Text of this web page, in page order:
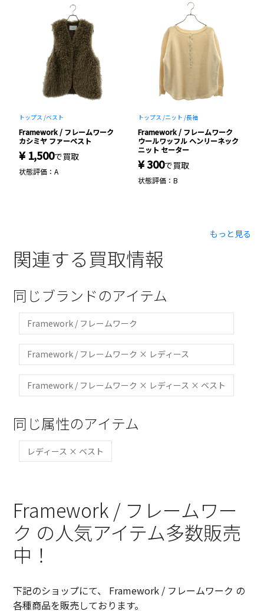
トップス /ベスト
Framework / フレームワーク
カシミヤ ファーベスト
¥ 1,500で買取
状態評価：A
トップス /ニット /長袖
Framework / フレームワーク
ウールワッフル ヘンリーネック
ニット セーター
¥ 300で買取
状態評価：B
もっと見る
関連する買取情報
同じブランドのアイテム
Framework / フレームワーク
Framework / フレームワーク × レディース
Framework / フレームワーク × レディース × ベスト
同じ属性のアイテム
レディース × ベスト
Framework / フレームワー
ク の人気アイテム多数販売
中！
下記のショップにて、 Framework / フレームワーク の
各種商品を販売しております。